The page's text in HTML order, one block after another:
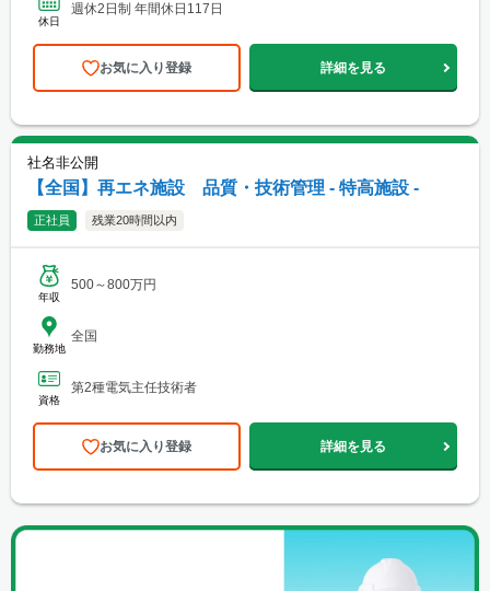
休日
週休2日制 年間休日117日
お気に入り登録 詳細を見る
社名非公開
【全国】再エネ施設 品質・技術管理 - 特高施設 -
正社員 残業20時間以内
年収
500～800万円
勤務地
全国
資格
第2種電気主任技術者
お気に入り登録 詳細を見る